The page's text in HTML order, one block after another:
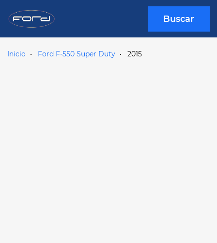
Buscar
Inicio Ford F-550 Super Duty 2015